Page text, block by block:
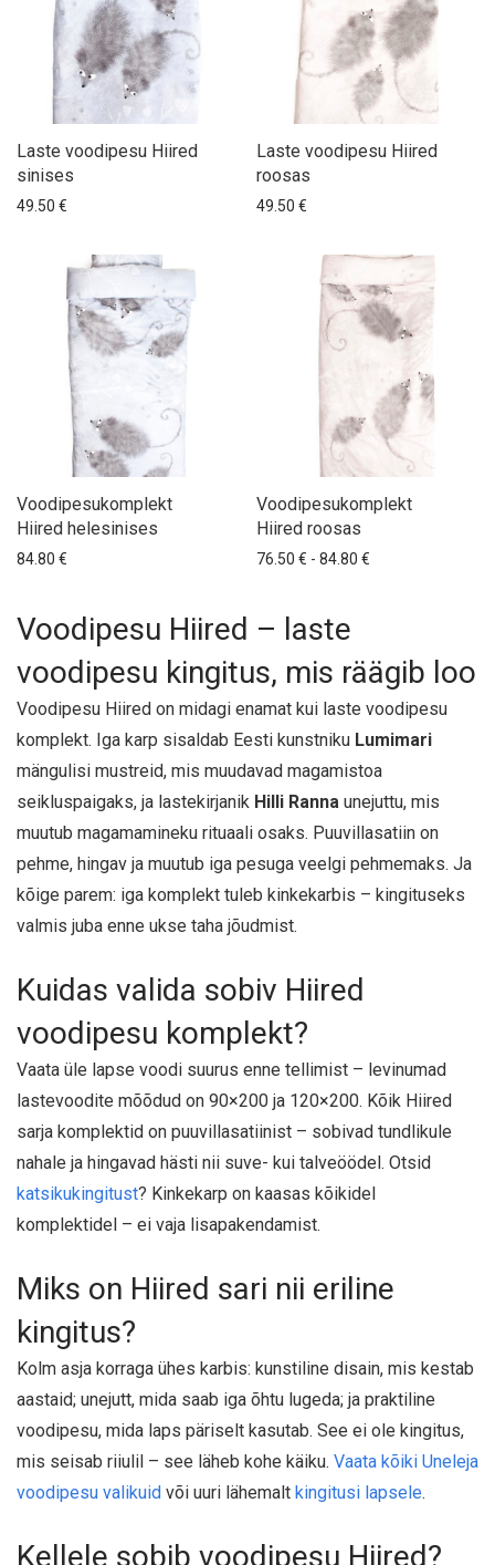
Voodipesu Rõõmupallid
Voodipesu Täiskuu
Voodipesukomplektid Võlumets
Voodipesukomplektid Võluaed
Laste voodipesu
Mõõtude alusel
Voodikatted
KODUTEKSTIILID
KODUSISUSTUS
KINGITUSED
EESTI DISAIN
SOODUSTOOTED
ROCKS Whiskey Chilling Stone Ruth Terras
Silkie Tie & Apron
Laste voodipesu Hiired
sinises
49.50 €
Laste voodipesu Hiired
roosas
49.50 €
Voodipesukomplekt
Hiired helesinises
84.80 €
Voodipesukomplekt
Hiired roosas
76.50 € - 84.80 €
Voodipesu Hiired – laste
voodipesu kingitus, mis räägib loo
Voodipesu Hiired on midagi enamat kui laste voodipesu
komplekt. Iga karp sisaldab Eesti kunstniku Lumimari
mängulisi mustreid, mis muudavad magamistoa
seikluspaigaks, ja lastekirjanik Hilli Ranna unejuttu, mis
muutub magamamineku rituaali osaks. Puuvillasatiin on
pehme, hingav ja muutub iga pesuga veelgi pehmemaks. Ja
kõige parem: iga komplekt tuleb kinkekarbis – kingituseks
valmis juba enne ukse taha jõudmist.
Kuidas valida sobiv Hiired
voodipesu komplekt?
Vaata üle lapse voodi suurus enne tellimist – levinumad
lastevoodite mõõdud on 90×200 ja 120×200. Kõik Hiired
sarja komplektid on puuvillasatiinist – sobivad tundlikule
nahale ja hingavad hästi nii suve- kui talveöödel. Otsid
katsikukingitust? Kinkekarp on kaasas kõikidel
komplektidel – ei vaja lisapakendamist.
Miks on Hiired sari nii eriline
kingitus?
Kolm asja korraga ühes karbis: kunstiline disain, mis kestab
aastaid; unejutt, mida saab iga õhtu lugeda; ja praktiline
voodipesu, mida laps päriselt kasutab. See ei ole kingitus,
mis seisab riiulil – see läheb kohe käiku. Vaata kõiki Uneleja
voodipesu valikuid või uuri lähemalt kingitusi lapsele.
Kellele sobib voodipesu Hiired?